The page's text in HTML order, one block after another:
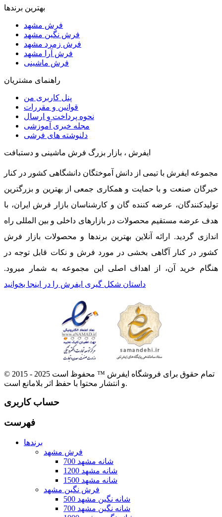
بهترین برندها
فرش مشهد
فرش نگین مشهد
فرش زمرد مشهد
فرش آرا مشهد
فرش ماشینی
راهنمای مشتریان
پنل کاربری من
قوانین و مقررات
نحوه پرداخت و ارسال
مجله خبری آموزشی
دلنوشته های فرشی
ایفرش ، بازار بزرگ فرش ماشینی و دستبافت
مجموعه ایفرش با تیمی از دانش آموختگان دانشگاهی کشور در کنار
خبرگان صنعت و با حمایت و همکاری جمعی از بهترین و بزرگترین
تولیدکنندگان، عرضه کننده گان و کارشناسان بازار فرش ایران، با
هدف عرضه مستقیم محصولات در بازارهای داخلی و بین المللی راه
اندازی گردید. ارائه آنلاین بهترین برندها و محصولات بازار فرش
کشور در کنار آگاهی بخشی در مورد فرش و نکات قابل توجه در
هنگام خرید آن، از اهداف اصلی این مجموعه به شمار میرود.
داستان شکل گیری ایفرش را در اینجا بخوانید
© 2015 - 2025 تمام حقوق برای فروشگاه ایفرش ™ محفوظ است
و انتشار محتوا با حفظ اثر بلامانع است.
حساب کاربری
فهرست
برندها
فرش مشهد
700 شانه مشهد
1200 شانه مشهد
1500 شانه مشهد
فرش نگین مشهد
500 شانه نگین مشهد
700 شانه نگین مشهد